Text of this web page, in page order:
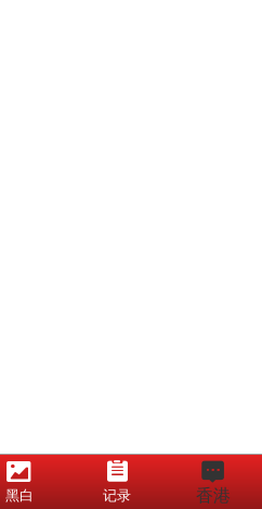
黑白 记录 香港